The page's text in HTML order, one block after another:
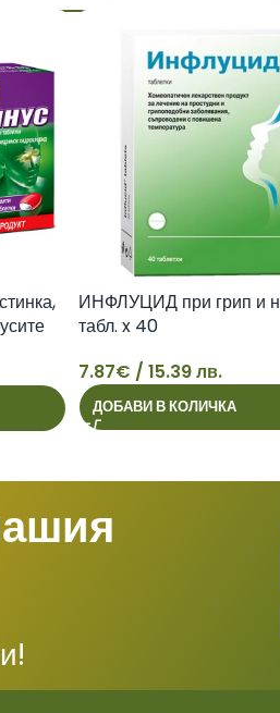
ИНФЛУЦИД при грип и
табл. x 40
7.87€ / 15.39 лв.
ДОБАВИ В КОЛИЧКА